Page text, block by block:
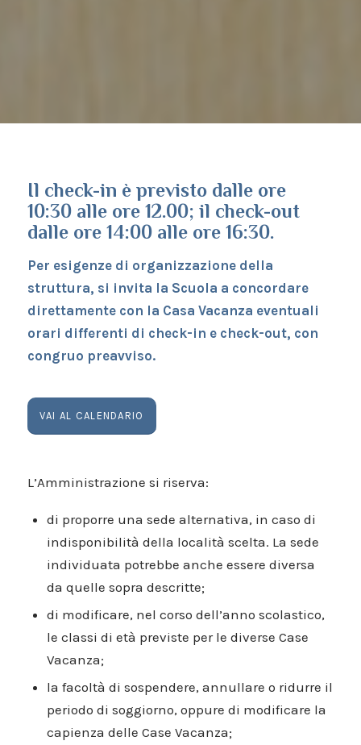
Il check-in è previsto dalle ore
10:30 alle ore 12.00; il check-out
dalle ore 14:00 alle ore 16:30.
Per esigenze di organizzazione della
struttura, si invita la Scuola a concordare
direttamente con la Casa Vacanza eventuali
orari differenti di check-in e check-out, con
congruo preavviso.
VAI AL CALENDARIO
L’Amministrazione si riserva:
di proporre una sede alternativa, in caso di
indisponibilità della località scelta. La sede
individuata potrebbe anche essere diversa
da quelle sopra descritte;
di modificare, nel corso dell’anno scolastico,
le classi di età previste per le diverse Case
Vacanza;
la facoltà di sospendere, annullare o ridurre il
periodo di soggiorno, oppure di modificare la
capienza delle Case Vacanza;